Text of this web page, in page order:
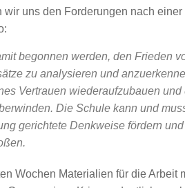
uns den Forderungen nach
begonnen werden, den Frieden
zu analysieren und
Vertrauen wiederaufzubauen
Die Schule kann und
gerichtete Denkweise fördern
Wochen Materialien für die Arbeit